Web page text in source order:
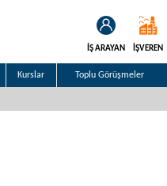
İŞ ARAYAN İŞVEREN
Kurslar Toplu Görüşmeler